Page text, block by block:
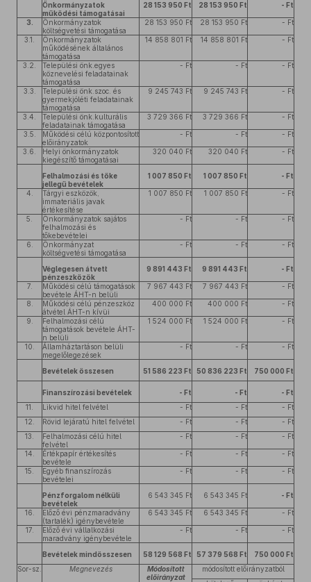
Önkormányzatok
működési támogatásai
28 153 950 Ft 28 153 950 Ft - Ft
3.
Önkormányzatok
költségvetési támogatása
28 153 950 Ft 28 153 950 Ft - Ft
3.1.
Önkormányzatok
működésének általános
támogatása
14 858 801 Ft 14 858 801 Ft - Ft
3.2.
Települési önk.egyes
köznevelési feladatainak
támogatása
- Ft - Ft - Ft
3.3.
Települési önk.szoc. és
gyermekjóléti feladatainak
támogatása
9 245 743 Ft 9 245 743 Ft - Ft
3.4.
Települési önk.kulturális
feladatainak támogatása
3 729 366 Ft 3 729 366 Ft - Ft
3.5.
Működési célú központosított
előirányzatok
- Ft - Ft - Ft
3.6.
Helyi önkormányzatok
kiegészítő támogatásai
320 040 Ft 320 040 Ft - Ft
Felhalmozási és tőke
jellegű bevételek
1 007 850 Ft 1 007 850 Ft - Ft
4.
Tárgyi eszközök,
immateriális javak
értékesítése
1 007 850 Ft 1 007 850 Ft - Ft
5.
Önkormányzatok sajátos
felhalmozási és
tőkebevételei
- Ft - Ft - Ft
6.
Önkormányzat
költségvetési támogatása
- Ft - Ft - Ft
Véglegesen átvett
pénzeszközök
9 891 443 Ft 9 891 443 Ft - Ft
7.
Működési célú támogatások
bevétele ÁHT-n belüli
7 967 443 Ft 7 967 443 Ft - Ft
8.
Működési célú pénzeszköz
átvétel ÁHT-n kívüi
400 000 Ft 400 000 Ft - Ft
9.
Felhalmozási célú
támogatások bevétele ÁHT-
n belüli
1 524 000 Ft 1 524 000 Ft - Ft
10.
Államháztartáson belüli
megelőlegezések
- Ft - Ft - Ft
Bevételek összesen 51 586 223 Ft 50 836 223 Ft 750 000 Ft
Finanszírozási bevételek - Ft - Ft
- Ft
11.
Likvid hitel felvétel - Ft - Ft
- Ft
12.
Rövid lejáratú hitel felvétel - Ft - Ft
- Ft
13.
Felhalmozási célú hitel
felvétel
- Ft - Ft - Ft
14.
Értékpapír értékesítés
bevétele
- Ft - Ft - Ft
15.
Egyéb finanszírozás
bevételei
- Ft - Ft - Ft
Pénzforgalom nélküli
bevételek
6 543 345 Ft 6 543 345 Ft - Ft
16.
Előző évi pénzmaradvány
(tartalék) igénybevétele
6 543 345 Ft 6 543 345 Ft - Ft
17.
Előző évi vállalkozási
maradvány igénybevétele
- Ft - Ft - Ft
Bevételek mindösszesen 58 129 568 Ft 57 379 568 Ft
750 000 Ft
Sor-sz.
Megnevezés
Módosított
előirányzat
módosított előirányzatból